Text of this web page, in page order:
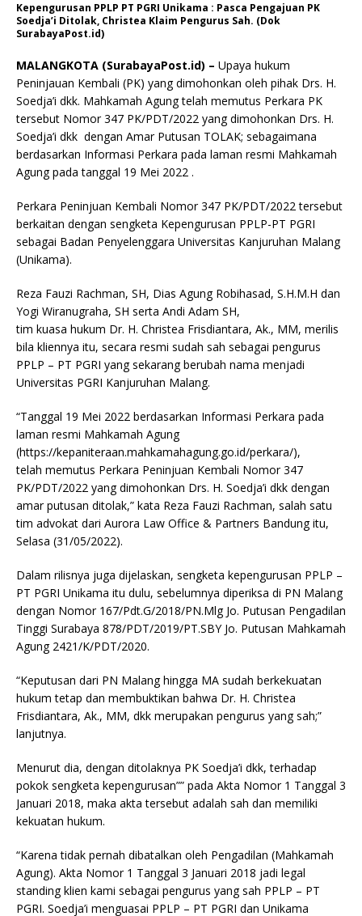
Kepengurusan PPLP PT PGRI Unikama : Pasca Pengajuan PK
Soedja’i Ditolak, Christea Klaim Pengurus Sah. (Dok
SurabayaPost.id)
MALANGKOTA (SurabayaPost.id) – Upaya hukum
Peninjauan Kembali (PK) yang dimohonkan oleh pihak Drs. H.
Soedja’i dkk. Mahkamah Agung telah memutus Perkara PK
tersebut Nomor 347 PK/PDT/2022 yang dimohonkan Drs. H.
Soedja’i dkk dengan Amar Putusan TOLAK; sebagaimana
berdasarkan Informasi Perkara pada laman resmi Mahkamah
Agung pada tanggal 19 Mei 2022 .
Perkara Peninjuan Kembali Nomor 347 PK/PDT/2022 tersebut
berkaitan dengan sengketa Kepengurusan PPLP-PT PGRI
sebagai Badan Penyelenggara Universitas Kanjuruhan Malang
(Unikama).
Reza Fauzi Rachman, SH, Dias Agung Robihasad, S.H.M.H dan
Yogi Wiranugraha, SH serta Andi Adam SH,
tim kuasa hukum Dr. H. Christea Frisdiantara, Ak., MM, merilis
bila kliennya itu, secara resmi sudah sah sebagai pengurus
PPLP – PT PGRI yang sekarang berubah nama menjadi
Universitas PGRI Kanjuruhan Malang.
“Tanggal 19 Mei 2022 berdasarkan Informasi Perkara pada
laman resmi Mahkamah Agung
(https://kepaniteraan.mahkamahagung.go.id/perkara/),
telah memutus Perkara Peninjuan Kembali Nomor 347
PK/PDT/2022 yang dimohonkan Drs. H. Soedja’i dkk dengan
amar putusan ditolak,” kata Reza Fauzi Rachman, salah satu
tim advokat dari Aurora Law Office & Partners Bandung itu,
Selasa (31/05/2022).
Dalam rilisnya juga dijelaskan, sengketa kepengurusan PPLP –
PT PGRI Unikama itu dulu, sebelumnya diperiksa di PN Malang
dengan Nomor 167/Pdt.G/2018/PN.Mlg Jo. Putusan Pengadilan
Tinggi Surabaya 878/PDT/2019/PT.SBY Jo. Putusan Mahkamah
Agung 2421/K/PDT/2020.
“Keputusan dari PN Malang hingga MA sudah berkekuatan
hukum tetap dan membuktikan bahwa Dr. H. Christea
Frisdiantara, Ak., MM, dkk merupakan pengurus yang sah;”
lanjutnya.
Menurut dia, dengan ditolaknya PK Soedja’i dkk, terhadap
pokok sengketa kepengurusan”” pada Akta Nomor 1 Tanggal 3
Januari 2018, maka akta tersebut adalah sah dan memiliki
kekuatan hukum.
“Karena tidak pernah dibatalkan oleh Pengadilan (Mahkamah
Agung). Akta Nomor 1 Tanggal 3 Januari 2018 jadi legal
standing klien kami sebagai pengurus yang sah PPLP – PT
PGRI. Soedja’i menguasai PPLP – PT PGRI dan Unikama